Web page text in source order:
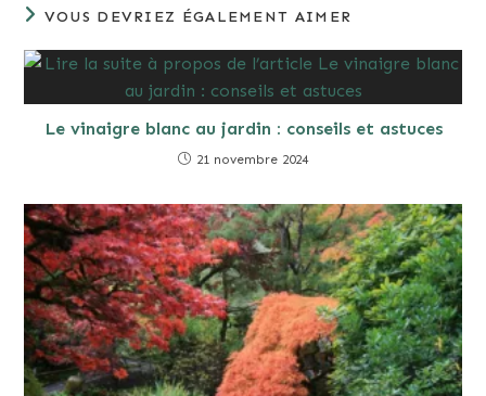
VOUS DEVRIEZ ÉGALEMENT AIMER
Le vinaigre blanc au jardin : conseils et astuces
21 novembre 2024